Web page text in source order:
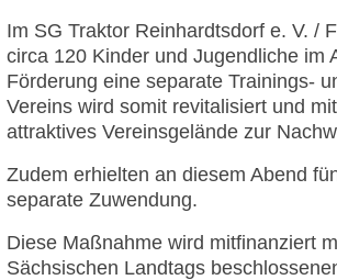
Im SG Traktor Reinhardtsdorf e. V. /
circa 120 Kinder und Jugendliche im
Förderung eine separate Trainings-
Vereins wird somit revitalisiert und
attraktives Vereinsgelände zur
Zudem erhielten an diesem Abend
separate Zuwendung.
Diese Maßnahme wird mitfinanziert
Sächsischen Landtags